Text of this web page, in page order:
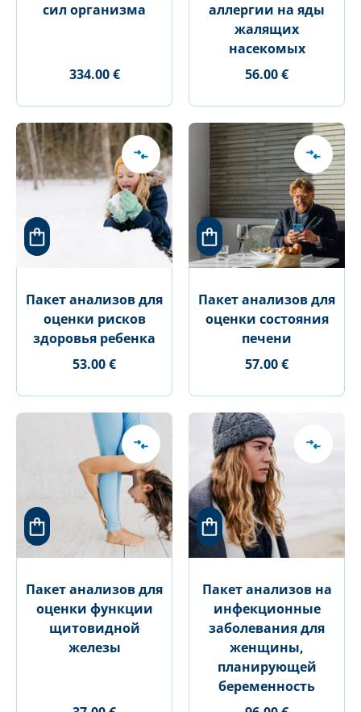
сил организма
334.00 €
аллергии на яды
жалящих
насекомых
56.00 €
Пакет анализов для
оценки рисков
здоровья ребенка
53.00 €
Пакет анализов для
оценки состояния
печени
57.00 €
Пакет анализов для
оценки функции
щитовидной
железы
Пакет анализов на
инфекционные
заболевания для
женщины,
планирующей
беременность